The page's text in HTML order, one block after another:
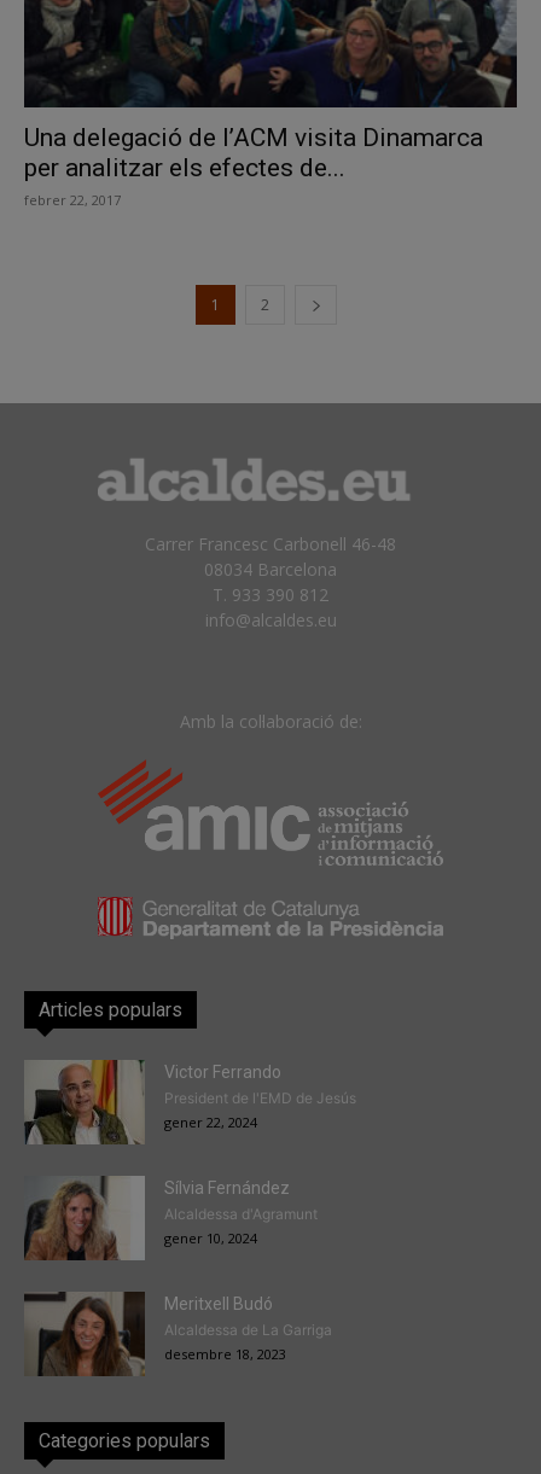
Una delegació de l’ACM visita Dinamarca
per analitzar els efectes de...
febrer 22, 2017
1 2
Carrer Francesc Carbonell 46-48
08034 Barcelona
T. 933 390 812
info@alcaldes.eu
Amb la col·laboració de:
Articles populars
Victor Ferrando
President de l'EMD de Jesús
gener 22, 2024
Sílvia Fernández
Alcaldessa d'Agramunt
gener 10, 2024
Meritxell Budó
Alcaldessa de La Garriga
desembre 18, 2023
Categories populars